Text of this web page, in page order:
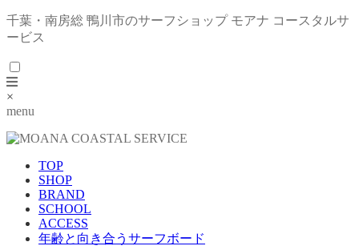
千葉・南房総 鴨川市のサーフショップ モアナ コースタルサ
ービス
×
menu
TOP
SHOP
BRAND
SCHOOL
ACCESS
年齢と向き合うサーフボード